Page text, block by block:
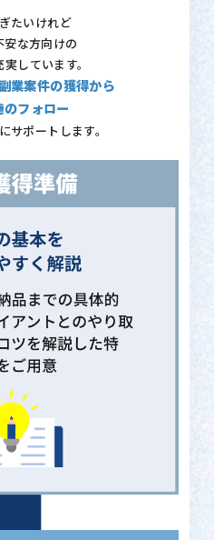
たいけれど
安な方向けの
しています。
業案件の獲得から
のフォロー
サポートします。